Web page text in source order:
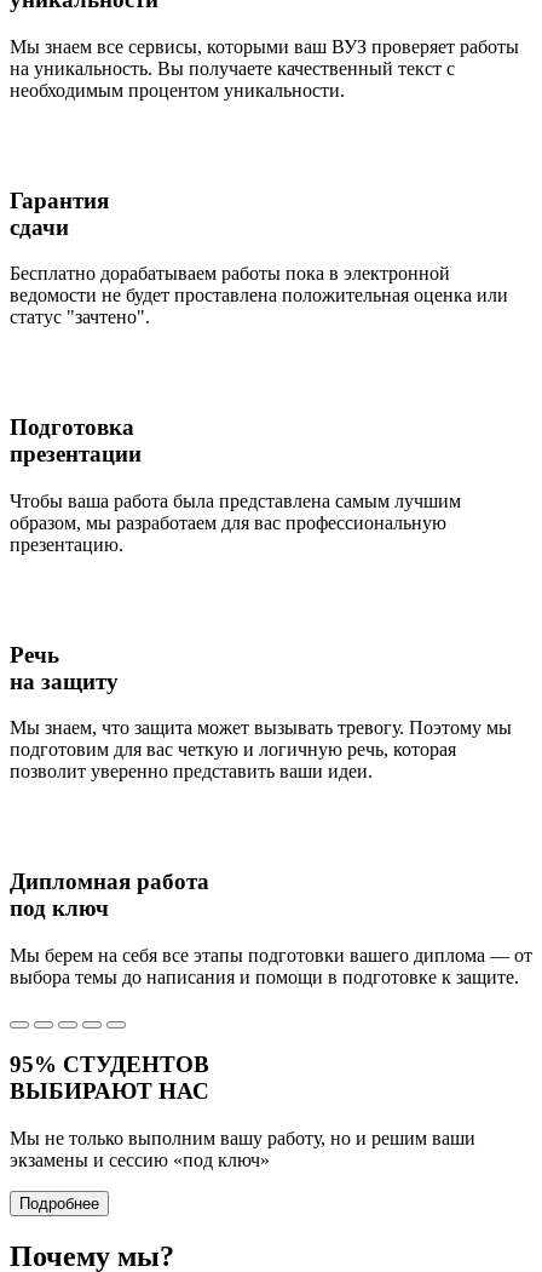
Мы знаем все сервисы, которыми ваш ВУЗ проверяет работы
на уникальность. Вы получаете качественный текст с
необходимым процентом уникальности.
Гарантия
сдачи
Бесплатно дорабатываем работы пока в электронной
ведомости не будет проставлена положительная оценка или
статус "зачтено".
Подготовка
презентации
Чтобы ваша работа была представлена самым лучшим
образом, мы разработаем для вас профессиональную
презентацию.
Речь
на защиту
Мы знаем, что защита может вызывать тревогу. Поэтому мы
подготовим для вас четкую и логичную речь, которая
позволит уверенно представить ваши идеи.
Дипломная работа
под ключ
Мы берем на себя все этапы подготовки вашего диплома — от
выбора темы до написания и помощи в подготовке к защите.
95% СТУДЕНТОВ
ВЫБИРАЮТ НАС
Мы не только выполним вашу работу, но и решим ваши
экзамены и сессию «под ключ»
Подробнее
Почему мы?